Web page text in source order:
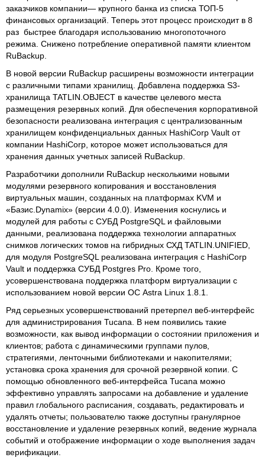
заказчиков компании— крупного банка из списка ТОП-5
финансовых организаций. Теперь этот процесс происходит в 8
раз быстрее благодаря использованию многопоточного
режима. Снижено потребление оперативной памяти клиентом
RuBackup.
В новой версии RuBackup расширены возможности интеграции
с различными типами хранилищ. Добавлена поддержка S3-
хранилища TATLIN.OBJECT в качестве целевого места
размещения резервных копий. Для обеспечения корпоративной
безопасности реализована интеграция с централизованным
хранилищем конфиденциальных данных HashiCorp Vault от
компании HashiCorp, которое может использоваться для
хранения данных учетных записей RuBackup.
Разработчики дополнили RuBackup несколькими новыми
модулями резервного копирования и восстановления
виртуальных машин, созданных на платформах KVM и
«Базис.Dynamix» (версии 4.0.0). Изменения коснулись и
модулей для работы с СУБД PostgreSQL и файловыми
данными, реализована поддержка технологии аппаратных
снимков логических томов на гибридных СХД TATLIN.UNIFIED,
для модуля PostgreSQL реализована интеграция с HashiCorp
Vault и поддержка СУБД Postgres Pro. Кроме того,
усовершенствована поддержка платформ виртуализации с
использованием новой версии ОС Astra Linux 1.8.1.
Ряд серьезных усовершенствований претерпел веб-интерфейс
для администрирования Tucana. В нем появились такие
возможности, как вывод информации о состоянии приложения и
клиентов; работа с динамическими группами пулов,
стратегиями, ленточными библиотеками и накопителями;
установка срока хранения для срочной резервной копии. С
помощью обновленного веб-интерфейса Tucana можно
эффективно управлять запросами на добавление и удаление
правил глобального расписания, создавать, редактировать и
удалять отчеты; пользователю также доступны гранулярное
восстановление и удаление резервных копий, ведение журнала
событий и отображение информации о ходе выполнения задач
верификации.